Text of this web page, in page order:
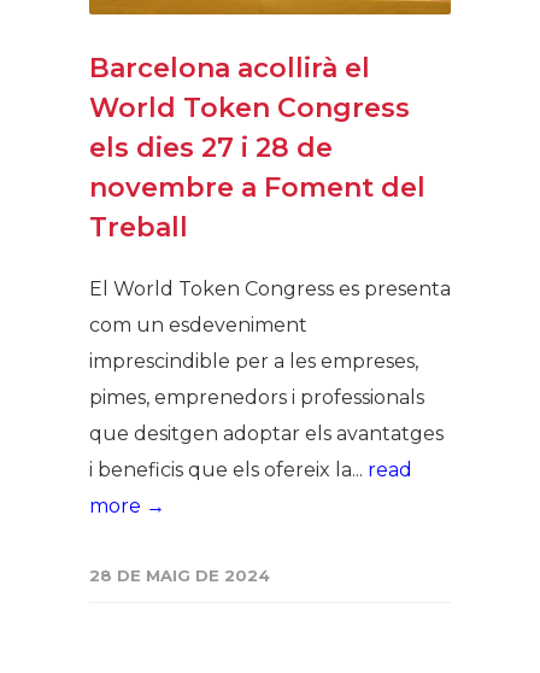
Barcelona acollirà el
World Token Congress
els dies 27 i 28 de
novembre a Foment del
Treball
El World Token Congress es presenta
com un esdeveniment
imprescindible per a les empreses,
pimes, emprenedors i professionals
que desitgen adoptar els avantatges
i beneficis que els ofereix la... read
more →
28 DE MAIG DE 2024